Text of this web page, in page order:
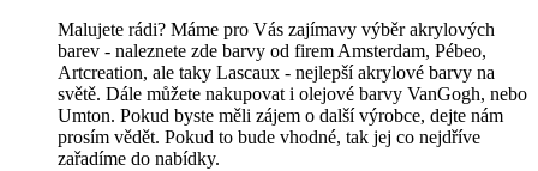
Malujete rádi? Máme pro Vás zajímavy výběr akrylových
barev - naleznete zde barvy od firem Amsterdam, Pébeo,
Artcreation, ale taky Lascaux - nejlepší akrylové barvy na
světě. Dále můžete nakupovat i olejové barvy VanGogh, nebo
Umton. Pokud byste měli zájem o další výrobce, dejte nám
prosím vědět. Pokud to bude vhodné, tak jej co nejdříve
zařadíme do nabídky.